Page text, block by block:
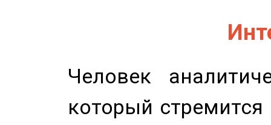
Человек
который